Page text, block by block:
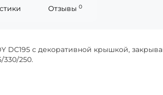
Отзывы 0
DC195 с декоративной крышкой,
330/250.